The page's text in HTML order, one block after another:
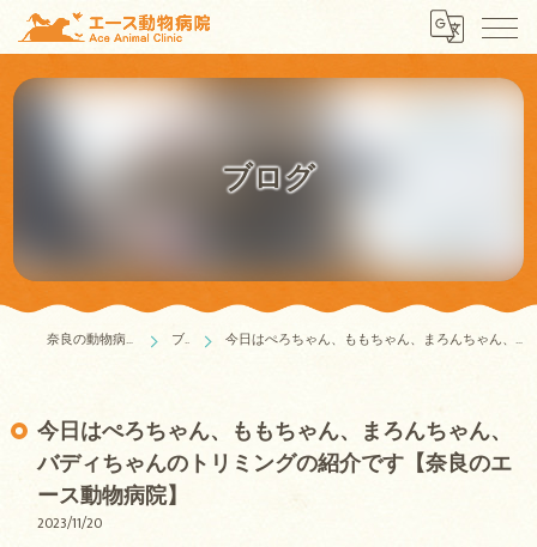
ブログ
奈良の動物病院はエース動物病院 ブログ 今日はぺろちゃん、ももちゃん、まろんちゃん、バディちゃんのトリミングの紹介です【奈良のエース動物病院】
今日はぺろちゃん、ももちゃん、まろんちゃん、
バディちゃんのトリミングの紹介です【奈良のエ
ース動物病院】
2023/11/20